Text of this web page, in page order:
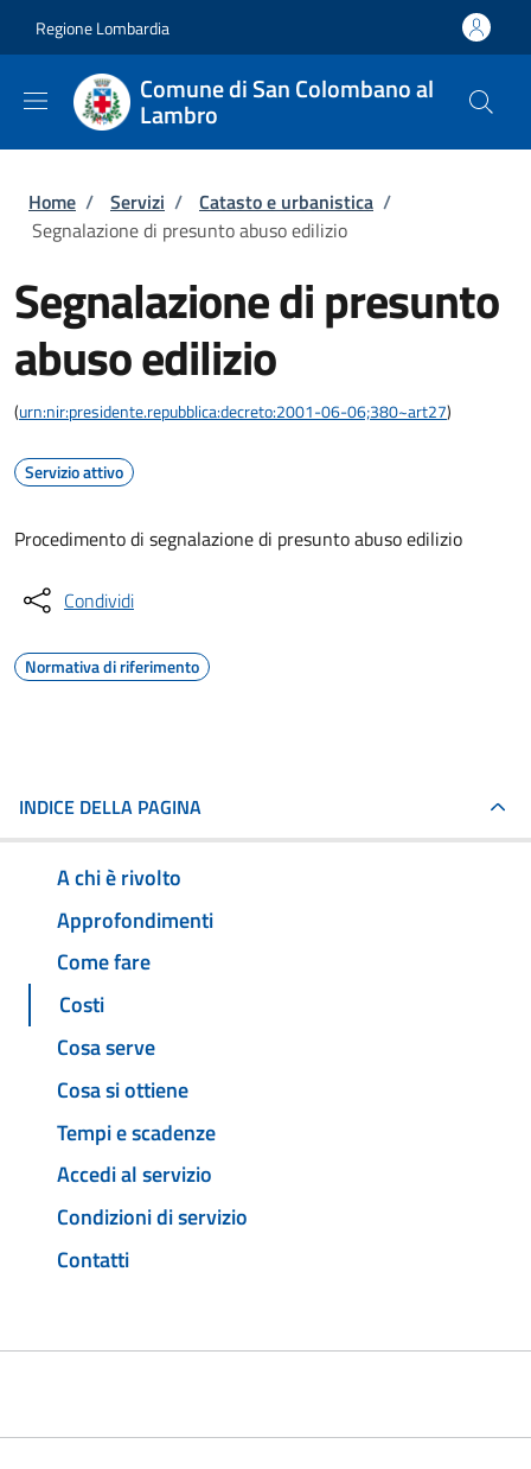
Regione Lombardia
Comune di San Colombano al
Lambro
Briciole di pane
Home / Servizi / Catasto e urbanistica /
Segnalazione di presunto abuso edilizio
Segnalazione di presunto
abuso edilizio
(urn:nir:presidente.repubblica:decreto:2001-06-06;380~art27)
Servizio attivo
Procedimento di segnalazione di presunto abuso edilizio
Condividi
Normativa di riferimento
INDICE DELLA PAGINA
A chi è rivolto
Approfondimenti
Come fare
Costi
Cosa serve
Cosa si ottiene
Tempi e scadenze
Accedi al servizio
Condizioni di servizio
Contatti